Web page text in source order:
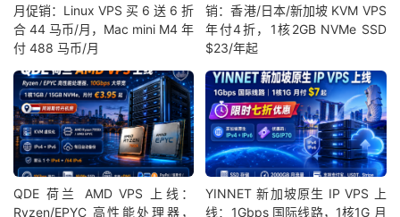
月促销：Linux VPS 买 6 送 6 折
合 44 马币/月，Mac mini M4 年
付 488 马币/月
销：香港/日本/新加坡 KVM VPS
年付4折，1核2GB NVMe SSD
$23/年起
QDE 荷兰 AMD VPS 上线：
Ryzen/EPYC 高性能处理器，
YINNET 新加坡原生 IP VPS 上
线：1Gbps 国际线路，1核1G 月